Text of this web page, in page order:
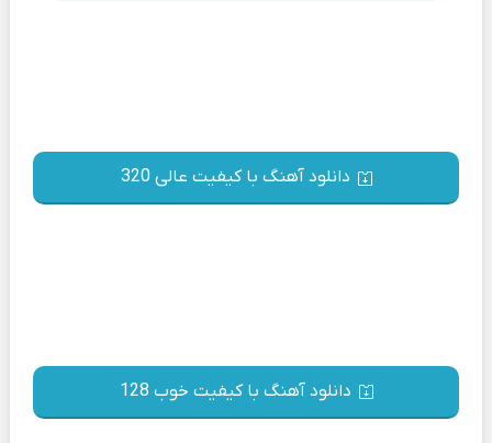
دانلود آهنگ با کیفیت عالی 320
دانلود آهنگ با کیفیت خوب 128